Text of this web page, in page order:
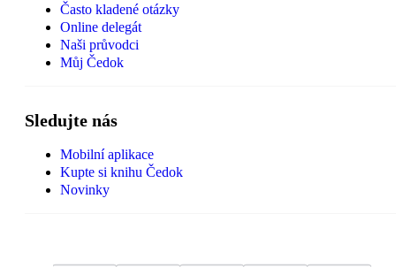
Často kladené otázky
Online delegát
Naši průvodci
Můj Čedok
Sledujte nás
Mobilní aplikace
Kupte si knihu Čedok
Novinky